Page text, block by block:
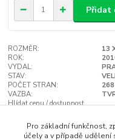
Přidat
ROZMĚR:
13
ROK:
VYDAL:
STAV:
POČET STRAN:
268
VAZBA:
Hlídat cenu / dostupnost
Pro základní funkčnost,
účely a v případě